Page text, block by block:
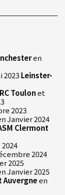
en
2023Leinster-
Toulonet
2023
Janvier 2024
Clermont
2024
2025
Janvier 2025
Auvergneen